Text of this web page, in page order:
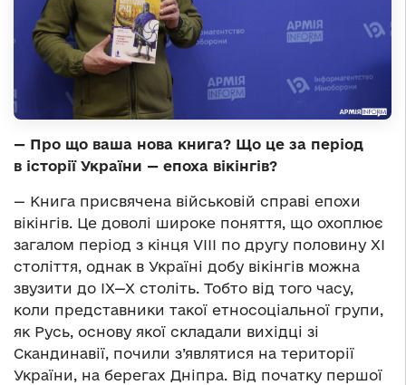
— Про що ваша нова книга? Що це за період
в історії України — епоха вікінгів?
— Книга присвячена військовій справі епохи
вікінгів. Це доволі широке поняття, що охоплює
загалом період з кінця VIII по другу половину ХІ
століття, однак в Україні добу вікінгів можна
звузити до ІХ—Х століть. Тобто від того часу,
коли представники такої етносоціальної групи,
як Русь, основу якої складали вихідці зі
Скандинавії, почили з’являтися на території
України, на берегах Дніпра. Від початку першої